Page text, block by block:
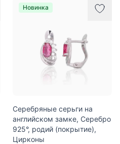
Новинка
Серебряные серьги на
английском замке, Серебро
925°, родий (покрытие),
Цирконы